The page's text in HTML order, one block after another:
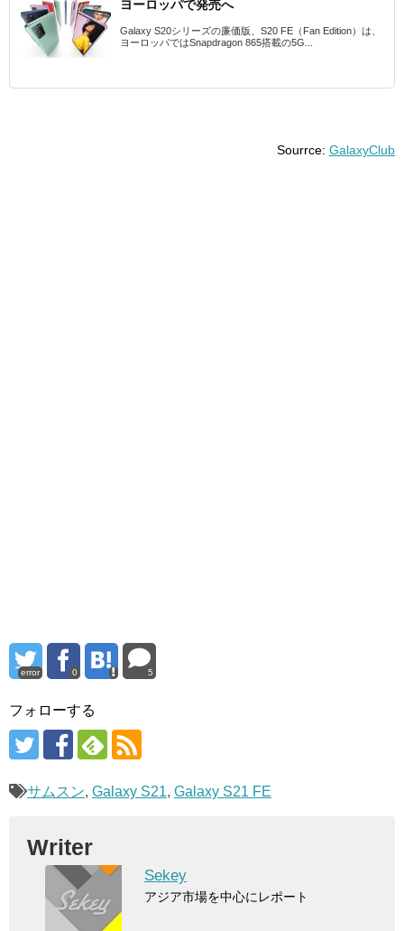
ヨーロッパで発売へ
Galaxy S20シリーズの廉価版、S20 FE（Fan Edition）は、
ヨーロッパではSnapdragon 865搭載の5G...
Sourrce: GalaxyClub
error 0 5
フォローする
サムスン, Galaxy S21, Galaxy S21 FE
Writer
Sekey
アジア市場を中心にレポート